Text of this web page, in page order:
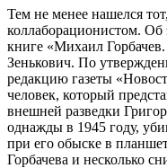
Тем не менее нашелся
коллаборационистом. Об
книге «Михаил
Зенькович. По
редакцию газеты
человек, который
внешней разведки
однажды в 1945 году,
при его обыске в
Горбачева и несколько